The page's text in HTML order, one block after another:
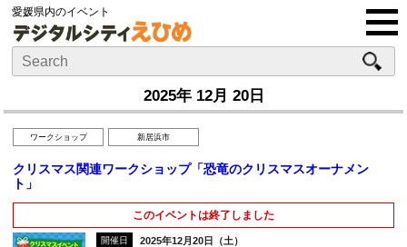
愛媛県内のイベント
2025年 12月 20日
ワークショップ 新居浜市
クリスマス関連ワークショップ「恐竜のクリスマスオーナメン
ト」
このイベントは終了しました
開催日 2025年12月20日（土）